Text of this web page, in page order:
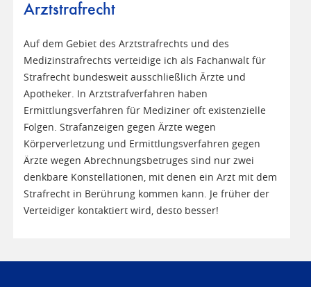
Arztstrafrecht
Auf dem Gebiet des Arztstrafrechts und des
Medizinstrafrechts verteidige ich als Fachanwalt für
Strafrecht bundesweit ausschließlich Ärzte und
Apotheker. In Arztstrafverfahren haben
Ermittlungsverfahren für Mediziner oft existenzielle
Folgen. Strafanzeigen gegen Ärzte wegen
Körperverletzung und Ermittlungsverfahren gegen
Ärzte wegen Abrechnungsbetruges sind nur zwei
denkbare Konstellationen, mit denen ein Arzt mit dem
Strafrecht in Berührung kommen kann. Je früher der
Verteidiger kontaktiert wird, desto besser!